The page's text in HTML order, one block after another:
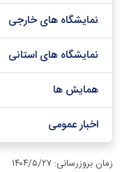
نمایشگاه های خارجی
نمایشگاه های استانی
همایش ها
اخبار عمومی
زمان بروزرسانی:۱۴۰۴/۵/۲۷